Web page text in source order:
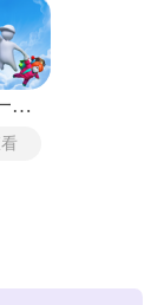
人类一败涂地最新版